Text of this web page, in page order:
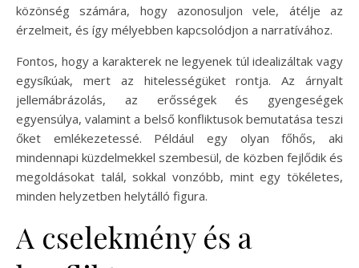
közönség számára, hogy azonosuljon vele, átélje az
érzelmeit, és így mélyebben kapcsolódjon a narratívához.
Fontos, hogy a karakterek ne legyenek túl idealizáltak vagy
egysíkúak, mert az hitelességüket rontja. Az árnyalt
jellemábrázolás, az erősségek és gyengeségek
egyensúlya, valamint a belső konfliktusok bemutatása teszi
őket emlékezetessé. Például egy olyan főhős, aki
mindennapi küzdelmekkel szembesül, de közben fejlődik és
megoldásokat talál, sokkal vonzóbb, mint egy tökéletes,
minden helyzetben helytálló figura.
A cselekmény és a